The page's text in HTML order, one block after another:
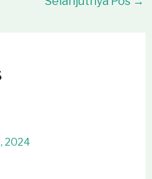
2024